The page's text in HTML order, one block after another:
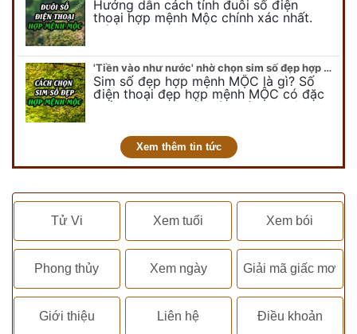
Hướng dẫn cách tính đuôi số điện
thoại hợp mệnh Mộc chính xác nhất.
Cách chọn đuôi sim điện thoại hợp
chuyên…
'Tiền vào như nước' nhờ chọn sim số đẹp hợp mệnh MỘC
Sim số đẹp hợp mệnh MỘC là gì? Số
điện thoại đẹp hợp mệnh MỘC có đặc
điểm ra sao? Dưới góc nhìn chuyên gia
Xem thêm tin tức
Tử Vi Xem tuổi Xem bói
Phong thủy Xem ngày Giải mã giấc mơ
Giới thiệu Liên hệ Điều khoản